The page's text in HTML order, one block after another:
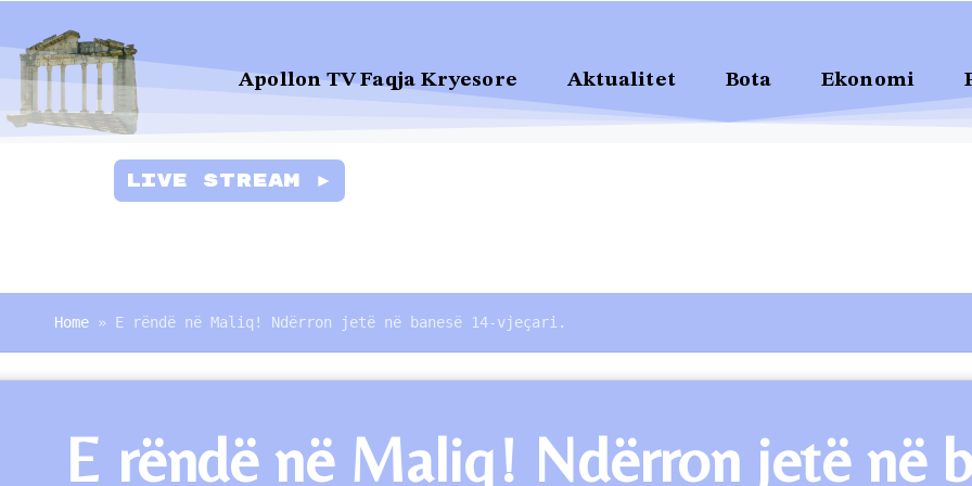
Apollon TV Faqja Kryesore Aktualitet Bota Ekonomi
Live Stream ►
Home » E rëndë në Maliq! Ndërron jetë në banesë 14-vjeçari.
E rëndë në Maliq! Ndërron jetë në